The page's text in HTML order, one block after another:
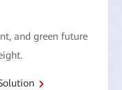
and green future